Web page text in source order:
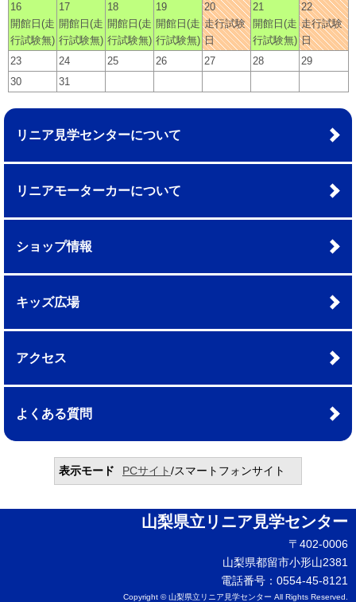
16
開館日(走
行試験無)
17
開館日(走
行試験無)
18
開館日(走
行試験無)
19
開館日(走
行試験無)
20
走行試験
日
21
開館日(走
行試験無)
22
走行試験
日
23
24 25 26 27 28
29
30
31
リニア見学センターについて
リニアモーターカーについて
ショップ情報
キッズ広場
アクセス
よくある質問
表示モード PCサイト/スマートフォンサイト
山梨県立リニア見学センター
〒402-0006
山梨県都留市小形山2381
電話番号：0554-45-8121
Copyright © 山梨県立リニア見学センター All Rights Reserved.